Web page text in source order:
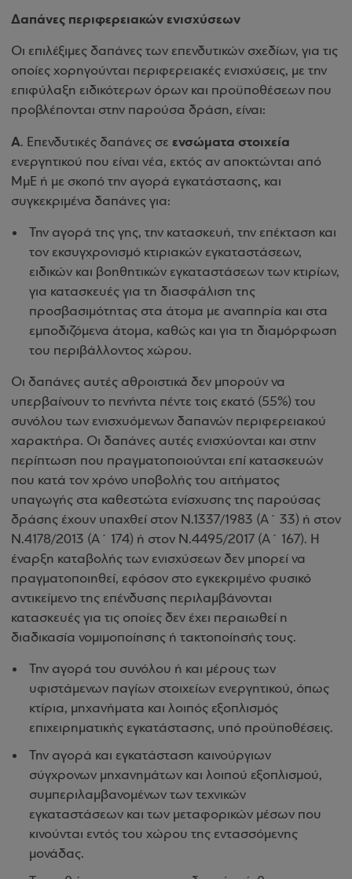
Δαπάνες περιφερειακών ενισχύσεων
Οι επιλέξιμες δαπάνες των επενδυτικών σχεδίων, για τις
οποίες χορηγούνται περιφερειακές ενισχύσεις, με την
επιφύλαξη ειδικότερων όρων και προϋποθέσεων που
προβλέπονται στην παρούσα δράση, είναι:
Α. Επενδυτικές δαπάνες σε ενσώματα στοιχεία
ενεργητικού που είναι νέα, εκτός αν αποκτώνται από
ΜμΕ ή με σκοπό την αγορά εγκατάστασης, και
συγκεκριμένα δαπάνες για:
Την αγορά της γης, την κατασκευή, την επέκταση και
τον εκσυγχρονισμό κτιριακών εγκαταστάσεων,
ειδικών και βοηθητικών εγκαταστάσεων των κτιρίων,
για κατασκευές για τη διασφάλιση της
προσβασιμότητας στα άτομα με αναπηρία και στα
εμποδιζόμενα άτομα, καθώς και για τη διαμόρφωση
του περιβάλλοντος χώρου.
Οι δαπάνες αυτές αθροιστικά δεν μπορούν να
υπερβαίνουν το πενήντα πέντε τοις εκατό (55%) του
συνόλου των ενισχυόμενων δαπανών περιφερειακού
χαρακτήρα. Οι δαπάνες αυτές ενισχύονται και στην
περίπτωση που πραγματοποιούνται επί κατασκευών
που κατά τον χρόνο υποβολής του αιτήματος
υπαγωγής στα καθεστώτα ενίσχυσης της παρούσας
δράσης έχουν υπαχθεί στον Ν.1337/1983 (Α΄ 33) ή στον
Ν.4178/2013 (Α΄ 174) ή στον Ν.4495/2017 (Α΄ 167). Η
έναρξη καταβολής των ενισχύσεων δεν μπορεί να
πραγματοποιηθεί, εφόσον στο εγκεκριμένο φυσικό
αντικείμενο της επένδυσης περιλαμβάνονται
κατασκευές για τις οποίες δεν έχει περαιωθεί η
διαδικασία νομιμοποίησης ή τακτοποίησής τους.
Την αγορά του συνόλου ή και μέρους των
υφιστάμενων παγίων στοιχείων ενεργητικού, όπως
κτίρια, μηχανήματα και λοιπός εξοπλισμός
επιχειρηματικής εγκατάστασης, υπό προϋποθέσεις.
Την αγορά και εγκατάσταση καινούργιων
σύγχρονων μηχανημάτων και λοιπού εξοπλισμού,
συμπεριλαμβανομένων των τεχνικών
εγκαταστάσεων και των μεταφορικών μέσων που
κινούνται εντός του χώρου της εντασσόμενης
μονάδας.